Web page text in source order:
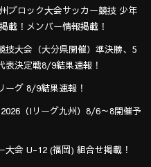
ブロック大会サッカー競技 少年
載！メンバー情報掲載！
技大会（大分県開催）準決勝、5
決定戦8/9結果速報！
ーグ 8/9結果速報！
（Iリーグ九州）8/6～8開催予
大会 U-12 (福岡) 組合せ掲載！